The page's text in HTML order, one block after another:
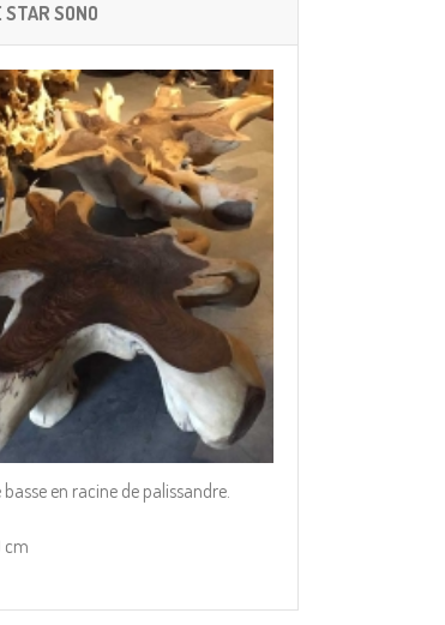
SONO
en racine de palissandre.
cm